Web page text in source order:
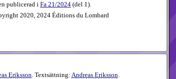
publicerad iFa 21​/2024 (del 1).
2020, 2024 Éditions du Lombard
Eriksson. Textsättning: Andreas Eriksson.